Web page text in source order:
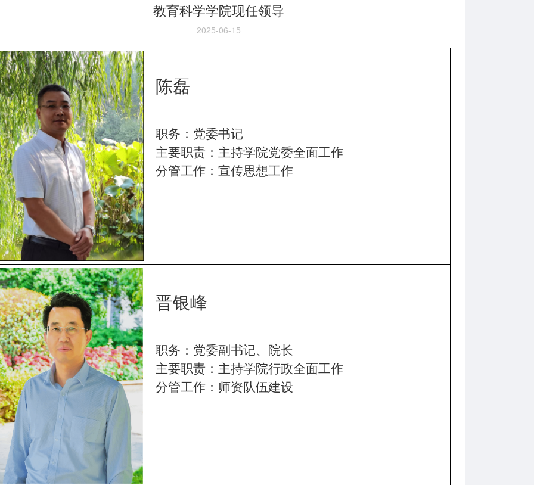
教育科学学院现任领导
2025-06-15
陈磊
职务：党委书记
主要职责：主持学院党委全面工作
分管工作：宣传思想工作
晋银峰
职务：党委副书记、院长
主要职责：主持学院行政全面工作
分管工作：师资队伍建设